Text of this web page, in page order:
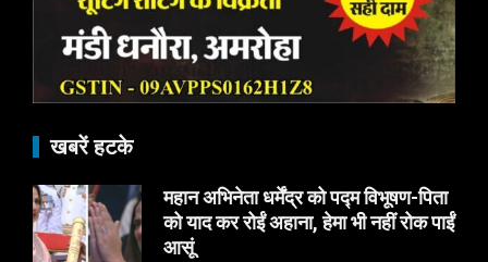
खबरें हटके
महान अभिनेता धर्मेंद्र को पद्म विभूषण-पिता
को याद कर रोईं अहाना, हेमा भी नहीं रोक पाईं
आसूं